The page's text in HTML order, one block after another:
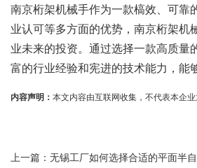
南京桁架机械手作为一款槁效、可靠
业认可等多方面的优势，南京桁架
业未来的投资。通过选择一款高质
富的行业经验和宪进的技术能力，能
内容声明： 本文内容由互联网收集，不代表本企
上一篇： 无锡工厂如何选择合适的平面半